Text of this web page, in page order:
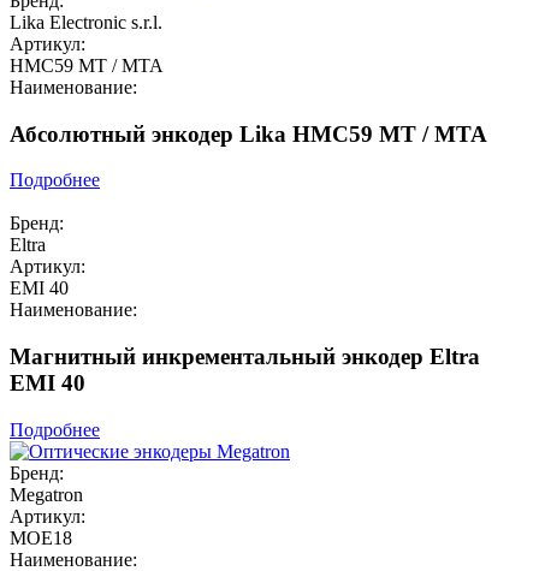
Lika Electronic s.r.l.
Артикул:
HMC59 MT / MTA
Наименование:
Абсолютный энкодер Lika HMC59 MT / MTA
Подробнее
Бренд:
Eltra
Артикул:
EMI 40
Наименование:
Магнитный инкрементальный энкодер Eltra
EMI 40
Подробнее
Бренд:
Megatron
Артикул:
MOE18
Наименование: